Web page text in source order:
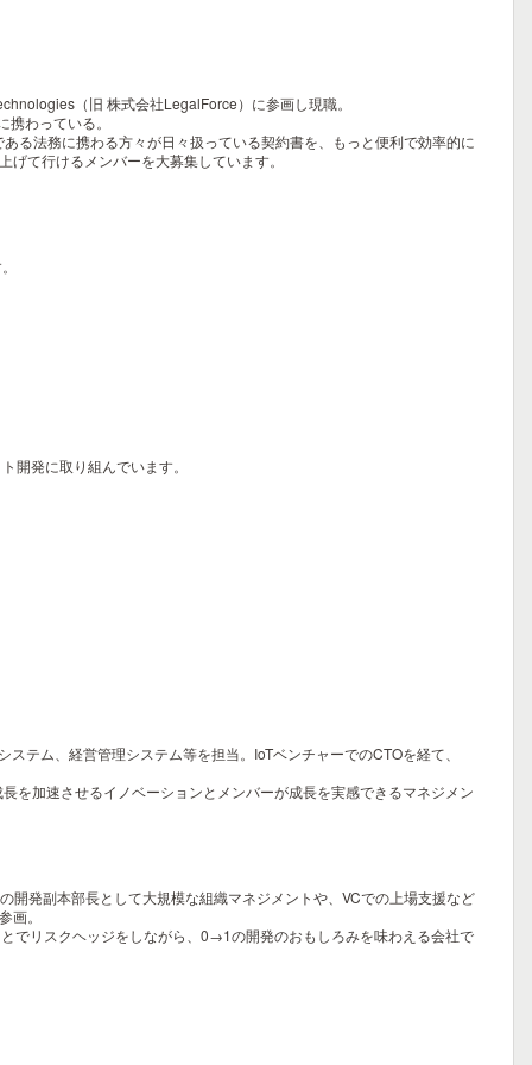
（旧 株式会社LegalForce）に参画し現職。
わっている。
る法務に携わる方々が日々扱っている契約書を、もっと便利で効率的に
て行けるメンバーを大募集しています。
開発に取り組んでいます。
テム、経営管理システム等を担当。IoTベンチャーでのCTOを経て、
を加速させるイノベーションとメンバーが成長を実感できるマネジメン
発副本部長として大規模な組織マネジメントや、VCでの上場支援など
。
でリスクヘッジをしながら、0→1の開発のおもしろみを味わえる会社で